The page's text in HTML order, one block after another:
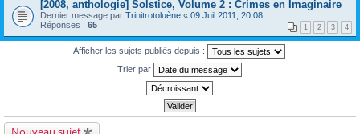
[2008, anthologie] Solstice, Volume 2 : Crimes en Imaginaire
Dernier message par Trinitrotoluène « 09 Juil 2011, 20:08
Réponses : 65 1 2 3 4
Afficher les sujets publiés depuis :
Trier par